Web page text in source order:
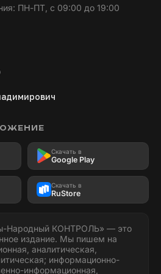
ПН-ПТ, с 09:00 до 19:00
Скачать в
Google Play
Скачать в
RuStore
Народный КОНТРОЛЬ» — это
издание. Мы пишем на
аналитическая,
информационно-
информационная,